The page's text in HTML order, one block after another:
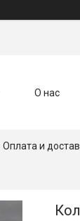
О нас
Оплата и